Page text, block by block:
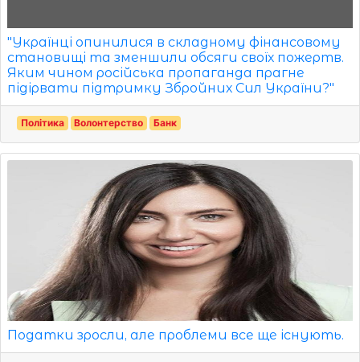
"Українці опинилися в складному фінансовому
становищі та зменшили обсяги своїх пожертв.
Яким чином російська пропаганда прагне
підірвати підтримку Збройних Сил України?"
Політика Волонтерство Банк
Податки зросли, але проблеми все ще існують.